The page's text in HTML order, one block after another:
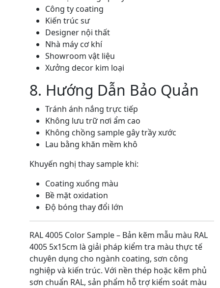
Công ty coating
Kiến trúc sư
Designer nội thất
Nhà máy cơ khí
Showroom vật liệu
Xưởng decor kim loại
8. Hướng Dẫn Bảo Quản
Tránh ánh nắng trực tiếp
Không lưu trữ nơi ẩm cao
Không chồng sample gây trầy xước
Lau bằng khăn mềm khô
Khuyến nghị thay sample khi:
Coating xuống màu
Bề mặt oxidation
Độ bóng thay đổi lớn
RAL 4005 Color Sample – Bản kẽm mẫu màu RAL
4005 5x15cm là giải pháp kiểm tra màu thực tế
chuyên dụng cho ngành coating, sơn công
nghiệp và kiến trúc. Với nền thép hoặc kẽm phủ
sơn chuẩn RAL, sản phẩm hỗ trợ kiểm soát màu